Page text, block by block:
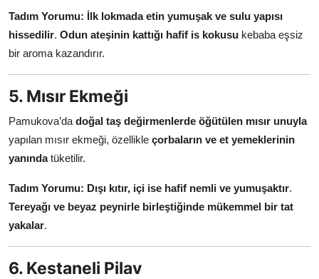
Tadım Yorumu: İlk lokmada etin yumuşak ve sulu yapısı
hissedilir. Odun ateşinin kattığı hafif is kokusu kebaba eşsiz
bir aroma kazandırır.
5. Mısır Ekmeği
Pamukova’da doğal taş değirmenlerde öğütülen mısır unuyla
yapılan mısır ekmeği, özellikle çorbaların ve et yemeklerinin
yanındatüketilir.
Tadım Yorumu: Dışı kıtır, içi ise hafif nemli ve yumuşaktır.
Tereyağı ve beyaz peynirle birleştiğinde mükemmel bir tat
yakalar.
6. Kestaneli Pilav